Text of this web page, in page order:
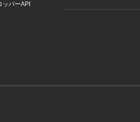
ッパーAPI